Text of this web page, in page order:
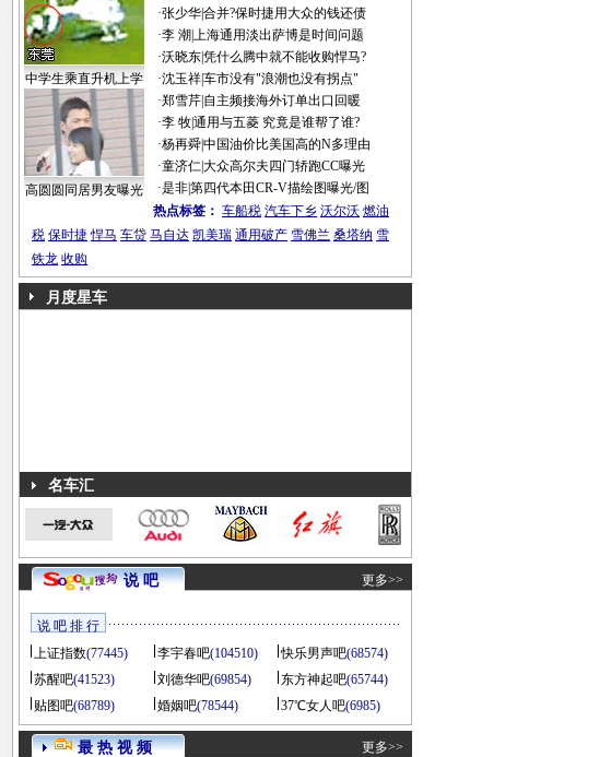
中学生乘直升机上学
高圆圆同居男友曝光
·张少华|合并?保时捷用大众的钱还债
·李 潮 上海通用淡出萨博是时间问题
·沃晓东|凭什么腾中就不能收购悍马?
·沈玉祥|车市没有"浪潮也没有拐点"
·郑雪芹| 自主频接海外订单出口回暖
·李 牧|通用与五菱 究竟是谁帮了谁?
·杨再舜|中国油价比美国高的N多理由
·童济仁|大众高尔夫四门轿跑CC曝光
·是非|第四代本田CR-V描绘图曝光/图
热点标签： 车船税 汽车下乡 沃尔沃 燃油
税 保时捷 悍马 车贷 马自达 凯美瑞 通用破产 雪佛兰 桑塔纳 雪
铁龙 收购
月度星车
名车汇
说 吧 更多>>
说 吧 排 行
上证指数(77445) 李宇春吧(104510) 快乐男声吧(68574)
苏醒吧(41523) 刘德华吧(69854) 东方神起吧(65744)
贴图吧(68789) 婚姻吧(78544) 37℃女人吧(6985)
最 热 视 频 更多>>